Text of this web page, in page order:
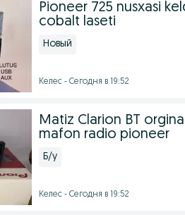
Pioneer 725 nusxasi
cobalt laseti
Новый
Келес - Сегодня в 19:52
Matiz Clarion BT
mafon radio pioneer
Б/у
Келес - Сегодня в 19:52